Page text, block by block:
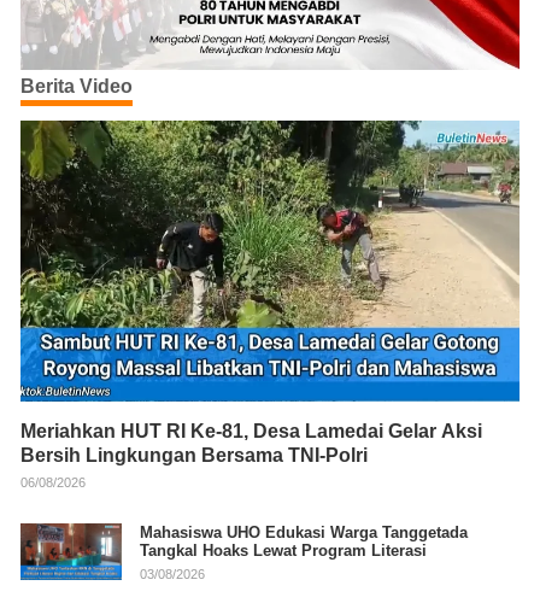
Berita Video
Meriahkan HUT RI Ke-81, Desa Lamedai Gelar Aksi
Bersih Lingkungan Bersama TNI-Polri
06/08/2026
Mahasiswa UHO Edukasi Warga Tanggetada
Tangkal Hoaks Lewat Program Literasi
03/08/2026